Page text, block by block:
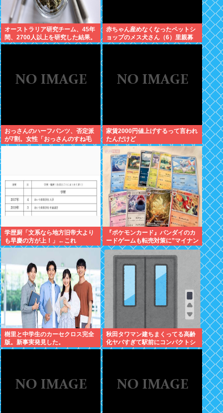
オーストラリア研究チーム、45年
間、2700人以上を研究した結果。
大麻に有益な効果はほとんどな
赤ちゃん産めなくなったペットシ
ョップのメス犬さん（6）里親募
集されてしまうwww
おっさんのハーフパンツ、否定派
が7割。女性「おっさんのすね毛
なんて見たくないじゃないですか
家賃2000円値上げするって言われ
たんだけど
学歴厨「文系なら地方旧帝大より
も早慶の方が上！」←これ
『ポケモンカード』バンダイのカ
ードゲームも転売対策に”マイナン
バー”導入開始「効果テキメン」
樹里と中学生のカーセクロス完全
版。新事実発見した。
秋田タワマン建ちまくってる高齢
化ヤバすぎて駅前にコンパクトシ
ティつくって...